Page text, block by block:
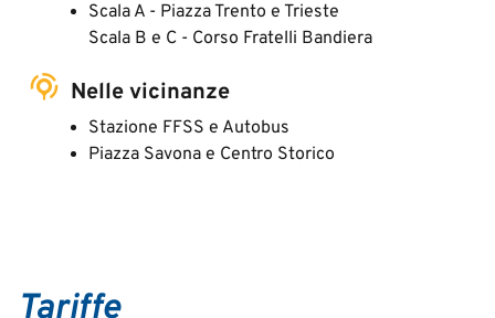
Scala A - Piazza Trento e Trieste
Scala B e C - Corso Fratelli Bandiera
Nelle vicinanze
Stazione FFSS e Autobus
Piazza Savona e Centro Storico
Tariffe